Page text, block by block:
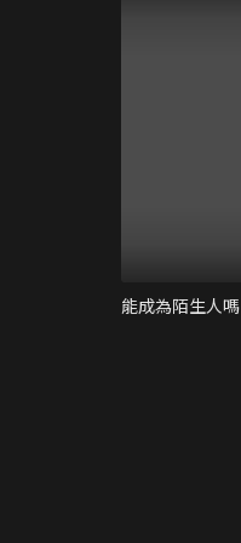
能成為陌生人嗎